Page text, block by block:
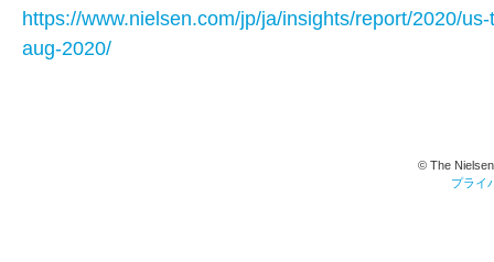
https://www.nielsen.com/jp/ja/insights/report/2020/
aug-2020/
© The
プライ